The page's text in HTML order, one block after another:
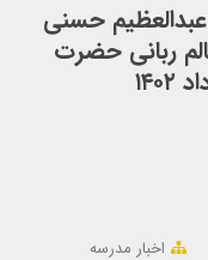
حسنی
ربانی حضرت
اخبار مدرسه